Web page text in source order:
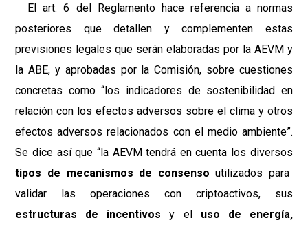
El art. 6 del Reglamento hace referencia a normas
posteriores que detallen y complementen estas
previsiones legales que serán elaboradas por la AEVM y
la ABE, y aprobadas por la Comisión, sobre cuestiones
concretas como “los indicadores de sostenibilidad en
relación con los efectos adversos sobre el clima y otros
efectos adversos relacionados con el medio ambiente”.
Se dice así que “la AEVM tendrá en cuenta los diversos
tipos de mecanismos de consensoutilizados para
validar las operaciones con criptoactivos, sus
estructuras de incentivos y el uso de energía,